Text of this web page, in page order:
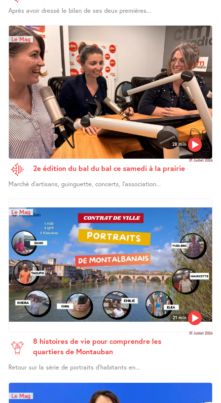
Après avoir dressé le bilan de ses deux premières...
28 min
Le Mag
31 Juillet 2026
2e édition du bal du bal ce samedi à la prairie
Marché d’artisans, guinguette, concerts, l’association...
21 min
Le Mag
31 Juillet 2026
8 histoires de vie pour comprendre les
quartiers de Montauban
Retour sur la série de portraits d’habitants en...
Le Mag